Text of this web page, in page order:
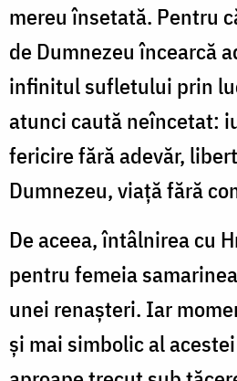
mereu însetată. Pentru
de Dumnezeu încearcă
infinitul sufletului prin
atunci caută neîncetat:
fericire fără adevăr,
Dumnezeu, viață fără
De aceea, întâlnirea cu
pentru femeia
unei renașteri. Iar
și mai simbolic al